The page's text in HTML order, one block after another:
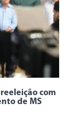
com
de MS